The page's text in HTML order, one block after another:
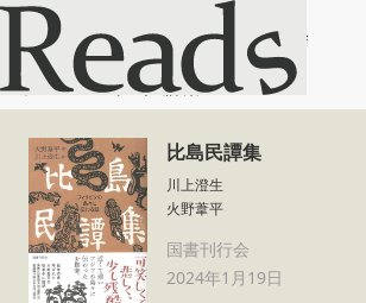
比島民譚集
ホーム 比島民譚集
比島民譚集
川上澄生
火野葦平
国書刊行会
2024年1月19日